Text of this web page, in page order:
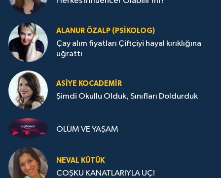
ALANUR ÖZALP (PSIKOLOG)
Çay alım fiyatları Çiftçiyi hayal kırıklığına
uğrattı
ASIYE KOCADEMİR
Şimdi Okullu Olduk, Sınıfları Doldurduk
ÖLÜM VE YAŞAM
NEVAL KÜTÜK
COŞKU KANATLARIYLA UÇ!